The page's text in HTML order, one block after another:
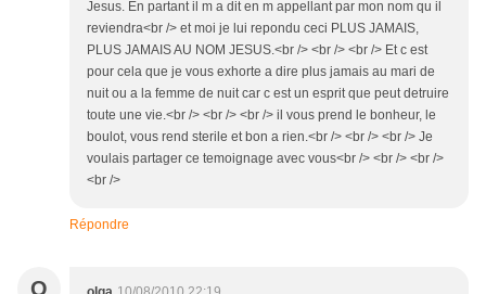
Jesus. En partant il m a dit en m appellant par mon nom qu il
reviendra<br /> et moi je lui repondu ceci PLUS JAMAIS,
PLUS JAMAIS AU NOM JESUS.<br /> <br /> <br /> Et c est
pour cela que je vous exhorte a dire plus jamais au mari de
nuit ou a la femme de nuit car c est un esprit que peut detruire
toute une vie.<br /> <br /> <br /> il vous prend le bonheur, le
boulot, vous rend sterile et bon a rien.<br /> <br /> <br /> Je
voulais partager ce temoignage avec vous<br /> <br /> <br />
<br />
Répondre
O